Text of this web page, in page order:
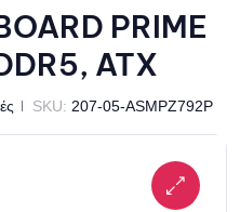
PRIME
ATX
SKU: 207-05-ASMPZ792P